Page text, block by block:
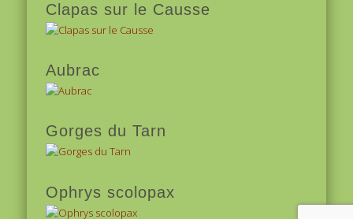
Clapas sur le Causse
Aubrac
Gorges du Tarn
Ophrys scolopax